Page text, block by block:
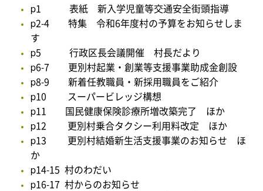
p1 表紙 新入学児童等交通安全街頭指導
p2-4 特集 令和6年度村の予算をお知らせしま
す
p5 行政区長会議開催 村長だより
p6-7 更別村起業・創業等支援事業助成金創設
p8-9 新着任教職員・新採用職員をご紹介
p10 スーパービレッジ構想
p11 国民健康保険診療所増改築完了 ほか
p12 更別村乗合タクシー利用料改定 ほか
p13 更別村結婚新生活支援事業のお知らせ ほ
か
p14-15 村のわだい
p16-17 村からのお知らせ